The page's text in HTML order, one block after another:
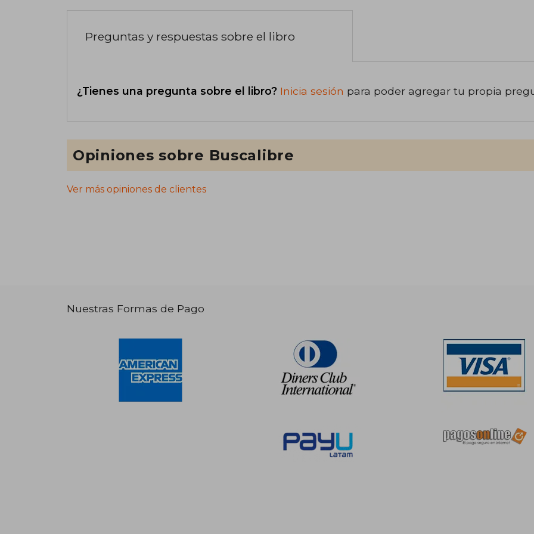
Preguntas y respuestas sobre el libro
¿Tienes una pregunta sobre el libro? Inicia sesión para poder agregar tu propia
Opiniones sobre Buscalibre
Ver más opiniones de clientes
Nuestras Formas de Pago